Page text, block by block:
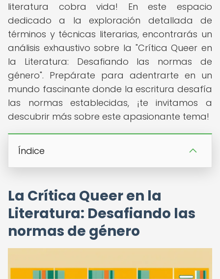
literatura cobra vida! En este espacio
dedicado a la exploración detallada de
términos y técnicas literarias, encontrarás un
análisis exhaustivo sobre la "Crítica Queer en
la Literatura: Desafiando las normas de
género". Prepárate para adentrarte en un
mundo fascinante donde la escritura desafía
las normas establecidas, ¡te invitamos a
descubrir más sobre este apasionante tema!
Índice
La Crítica Queer en la
Literatura: Desafiando las
normas de género